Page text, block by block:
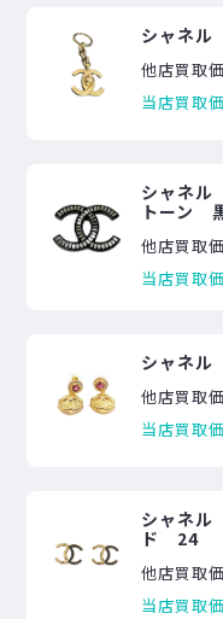
シャネ
他店買取
当店買取
シャネ
トーン
他店買取
当店買取
シャネ
他店買取
当店買取
シャネ
ド 24
他店買取
当店買取